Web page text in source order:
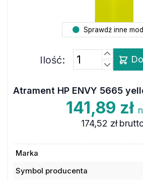
Sprawdź inne
Ilość:
Atrament HP ENVY 5665
141,89 zł
174,52 zł
Marka
Symbol producenta